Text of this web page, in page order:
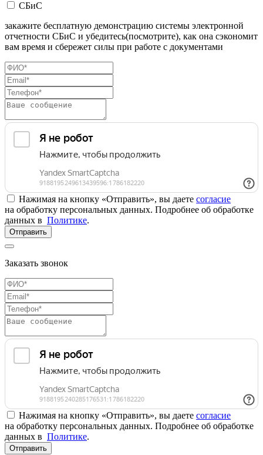
СБиС
закажите бесплатную демонстрацию системы электронной
отчетности СБиС и убедитесь(посмотрите), как она сэкономит
вам время и сбережет силы при работе с документами
Нажимая на кнопку «Отправить», вы даете согласие
на обработку персональных данных. Подробнее об обработке
данных в Политике.
Отправить
Заказать звонок
Нажимая на кнопку «Отправить», вы даете согласие
на обработку персональных данных. Подробнее об обработке
данных в Политике.
Отправить